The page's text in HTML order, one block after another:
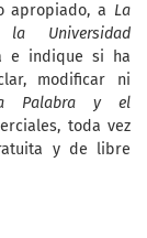
apropiado, a La
Universidad
e indique si ha
modificar ni
Palabra y el
toda vez
y de libre